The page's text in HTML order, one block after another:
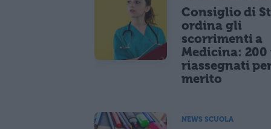
Consiglio di
ordina gli
scorrimenti a
Medicina: 200
riassegnati
merito
NEWS SCUOLA